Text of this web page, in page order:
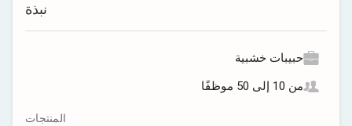
نبذة
حبيبات خشبية
من 10 إلى 50 موظفًا
المنتجات